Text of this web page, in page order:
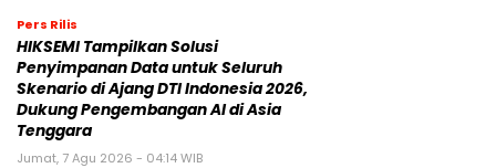
Pers Rilis
HIKSEMI Tampilkan Solusi
Penyimpanan Data untuk Seluruh
Skenario di Ajang DTI Indonesia 2026,
Dukung Pengembangan AI di Asia
Tenggara
Jumat, 7 Agu 2026 - 04:14 WIB